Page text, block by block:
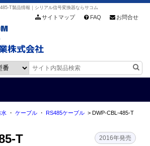
T製品情報｜シリアル信号変換器ならサコム
サイトマップ FAQ お問合せ
HOME
・ ケーブル・ RS485ケーブル> DWP-CBL-485-T
T 2016年発売